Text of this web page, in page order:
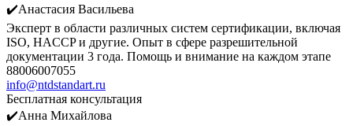
✔️Анастасия Васильева
Эксперт в области различных систем сертификации, включая
ISO, HACCP и другие. Опыт в сфере разрешительной
документации 3 года. Помощь и внимание на каждом этапе
88006007055
info@ntdstandart.ru
Бесплатная консультация
✔️Анна Михайлова